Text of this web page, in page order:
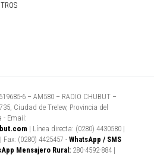
6 – AM580 – RADIO CHUBUT –
Ciudad de Trelew, Provincia del
- Email:
| Línea directa: (0280) 4430580 |
(0280) 4425457 - WhatsApp / SMS
Mensajero Rural: 280-4592-884 |